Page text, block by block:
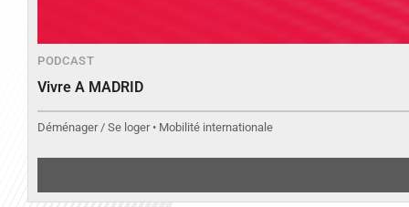
PODCAST
Vivre A MADRID
Déménager / Se loger • Mobilité internationale